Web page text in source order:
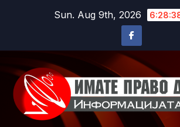
Sun. Aug 9th, 2026